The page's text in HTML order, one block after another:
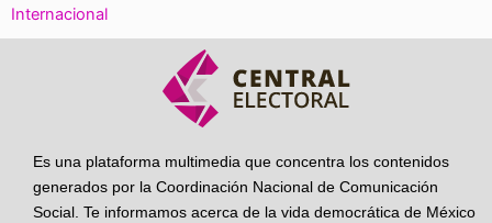
Internacional
Es una plataforma multimedia que concentra los contenidos
generados por la Coordinación Nacional de Comunicación
Social. Te informamos acerca de la vida democrática de México